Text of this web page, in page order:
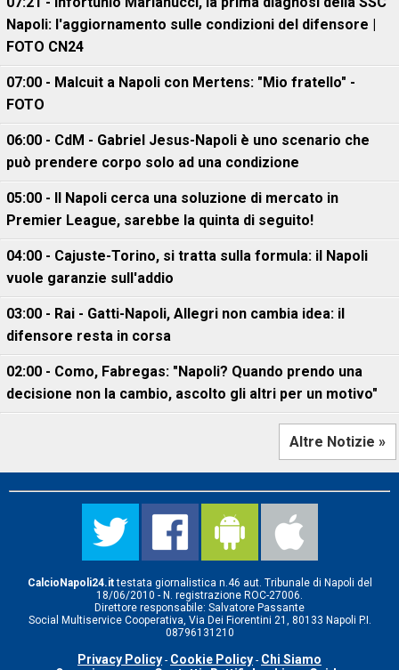
Napoli: l'aggiornamento sulle condizioni del difensore |
FOTO CN24
07:00 - Malcuit a Napoli con Mertens: "Mio fratello" -
FOTO
06:00 - CdM - Gabriel Jesus-Napoli è uno scenario che
può prendere corpo solo ad una condizione
05:00 - Il Napoli cerca una soluzione di mercato in
Premier League, sarebbe la quinta di seguito!
04:00 - Cajuste-Torino, si tratta sulla formula: il Napoli
vuole garanzie sull'addio
03:00 - Rai - Gatti-Napoli, Allegri non cambia idea: il
difensore resta in corsa
02:00 - Como, Fabregas: "Napoli? Quando prendo una
decisione non la cambio, ascolto gli altri per un motivo"
Altre Notizie »
CalcioNapoli24.ittestata giornalistica n.46 aut. Tribunale di Napoli del
18/06/2010 - N. registrazione ROC-27006.
Direttore responsabile: Salvatore Passante
Social Multiservice Cooperativa, Via Dei Fiorentini 21, 80133 Napoli P.I.
08796131210
Privacy Policy - Cookie Policy - Chi Siamo